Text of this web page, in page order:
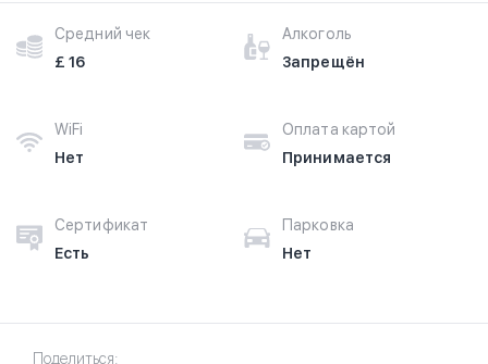
Средний чек
£ 16
Алкоголь
Запрещён
WiFi
Нет
Оплата картой
Принимается
Сертификат
Есть
Парковка
Нет
Поделиться: